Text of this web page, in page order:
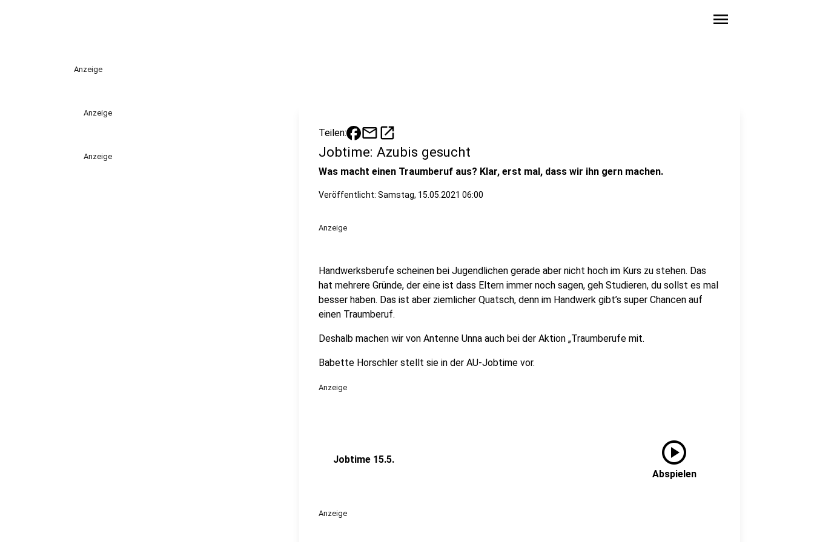
menu
Anzeige
Anzeige
Anzeige
Teilen: mailopen_in_new
Jobtime: Azubis gesucht
Was macht einen Traumberuf aus? Klar, erst mal, dass wir ihn gern machen.
Veröffentlicht: Samstag, 15.05.2021 06:00
Anzeige
Handwerksberufe scheinen bei Jugendlichen gerade aber nicht hoch im Kurs zu stehen. Das
hat mehrere Gründe, der eine ist dass Eltern immer noch sagen, geh Studieren, du sollst es mal
besser haben. Das ist aber ziemlicher Quatsch, denn im Handwerk gibt’s super Chancen auf
einen Traumberuf.
Deshalb machen wir von Antenne Unna auch bei der Aktion „Traumberufe mit.
Babette Horschler stellt sie in der AU-Jobtime vor.
Anzeige
Jobtime 15.5. play_circle
Abspielen
Anzeige